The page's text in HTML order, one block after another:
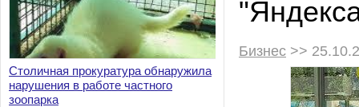
Столичная прокуратура обнаружила
нарушения в работе частного
зоопарка
Бизнес >>